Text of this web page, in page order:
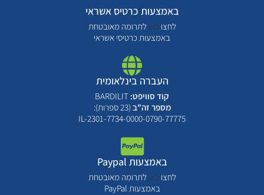
באמצעות כרטיס אשראי
לחצוכאן לתרומה מאובטחת
באמצעות כרטיסי אשראי
העברה בינלאומית
קוד סוויפט:BARDILIT
מספר זה"ב(23 ספרות):
IL-2301-7734-0000-0790-77775
באמצעות Paypal
לחצוכאן לתרומה מאובטחת
באמצעות PayPal